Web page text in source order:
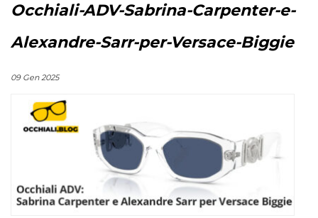
Occhiali-ADV-Sabrina-Carpenter-e-
Alexandre-Sarr-per-Versace-Biggie
09 Gen 2025